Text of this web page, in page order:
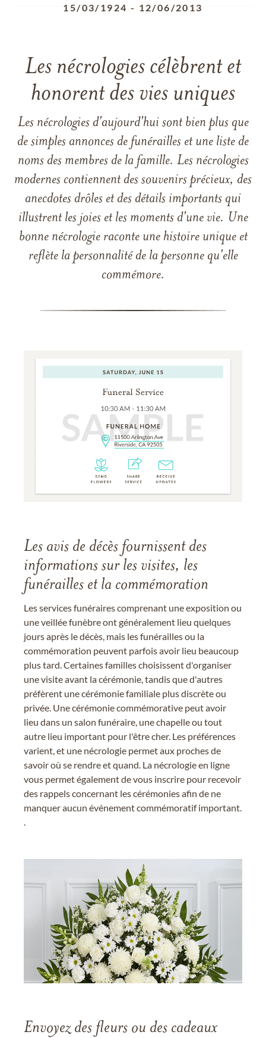
15/03/1924 - 12/06/2013
Les nécrologies célèbrent et
honorent des vies uniques
Les nécrologies d'aujourd'hui sont bien plus que
de simples annonces de funérailles et une liste de
noms des membres de la famille. Les nécrologies
modernes contiennent des souvenirs précieux, des
anecdotes drôles et des détails importants qui
illustrent les joies et les moments d'une vie. Une
bonne nécrologie raconte une histoire unique et
reflète la personnalité de la personne qu'elle
commémore.
Les avis de décès fournissent des
informations sur les visites, les
funérailles et la commémoration
Les services funéraires comprenant une exposition ou
une veillée funèbre ont généralement lieu quelques
jours après le décès, mais les funérailles ou la
commémoration peuvent parfois avoir lieu beaucoup
plus tard. Certaines familles choisissent d'organiser
une visite avant la cérémonie, tandis que d'autres
préfèrent une cérémonie familiale plus discrète ou
privée. Une cérémonie commémorative peut avoir
lieu dans un salon funéraire, une chapelle ou tout
autre lieu important pour l'être cher. Les préférences
varient, et une nécrologie permet aux proches de
savoir où se rendre et quand. La nécrologie en ligne
vous permet également de vous inscrire pour recevoir
des rappels concernant les cérémonies afin de ne
manquer aucun événement commémoratif important.
Envoyez des fleurs ou des cadeaux